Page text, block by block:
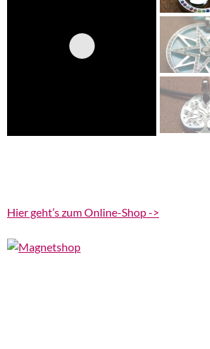
Hier geht’s zum Online-Shop ->